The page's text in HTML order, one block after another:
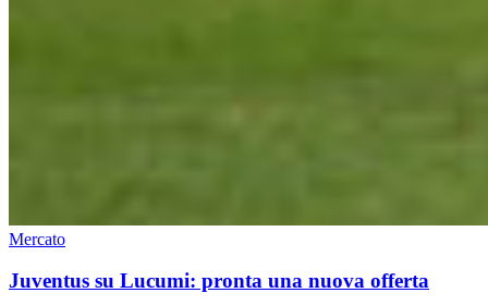
Mercato
Juventus su Lucumi: pronta una nuova offerta